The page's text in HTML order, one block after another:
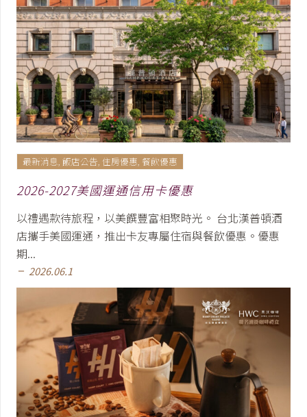
最新消息 飯店公告 住房優惠 餐飲優惠
2026-2027美國運通信用卡優惠
以禮遇款待旅程，以美饌豐富相聚時光。 台北漢普頓酒
店攜手美國運通，推出卡友專屬住宿與餐飲優惠。優惠
期...
remove 2026.06.1